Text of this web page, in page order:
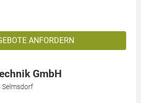
ANFORDERN
GmbH
Selmsdorf